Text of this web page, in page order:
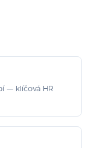
— klíčová HR